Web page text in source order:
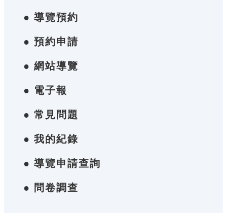
● 導覽預約
● 預約申請
● 網站導覽
● 電子報
● 常見問題
● 我的紀錄
● 導覽申請查詢
● 問卷調查